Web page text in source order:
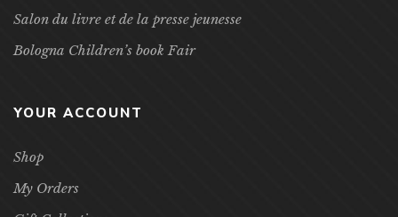
Salon du livre et de la presse jeunesse
Bologna Children’s book Fair
YOUR ACCOUNT
Shop
My Orders